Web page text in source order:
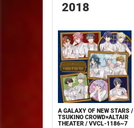
2018
A GALAXY OF NEW STARS /
TSUKINO CROWD×ALTAIR
THEATER / VVCL-1186~7